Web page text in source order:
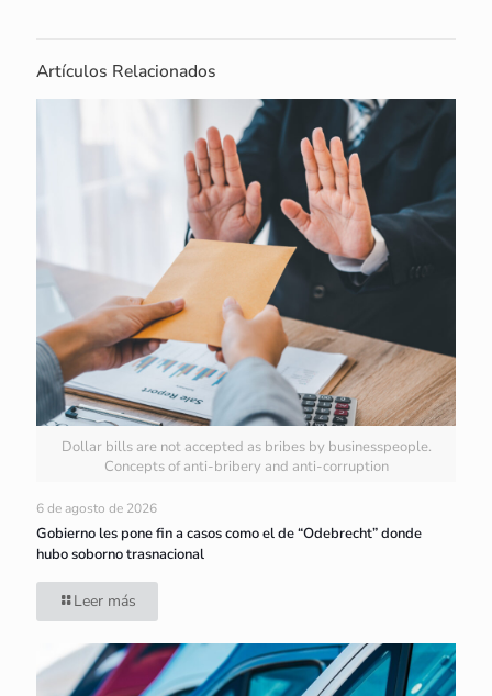
Artículos Relacionados
Dollar bills are not accepted as bribes by businesspeople.
Concepts of anti-bribery and anti-corruption
6 de agosto de 2026
Gobierno les pone fin a casos como el de “Odebrecht” donde
hubo soborno trasnacional
Leer más